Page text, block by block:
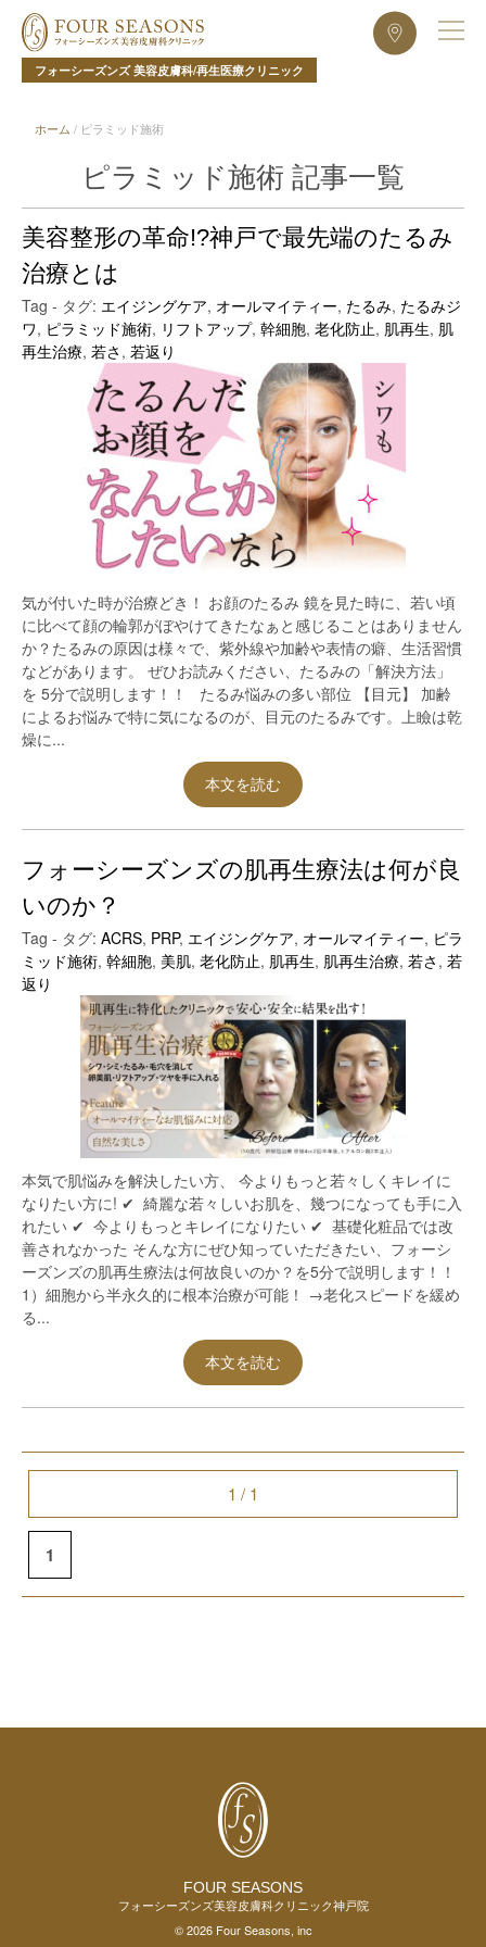
フォーシーズンズ 美容皮膚科/再生医療クリニック
ホーム / ピラミッド施術
ピラミッド施術 記事一覧
美容整形の革命!?神戸で最先端のたるみ
治療とは
Tag - タグ: エイジングケア, オールマイティー, たるみ, たるみジ
ワ, ピラミッド施術, リフトアップ, 幹細胞, 老化防止, 肌再生, 肌
再生治療, 若さ , 若返り
気が付いた時が治療どき！ お顔のたるみ 鏡を見た時に、若い頃
に比べて顔の輪郭がぼやけてきたなぁと感じることはありません
か？たるみの原因は様々で、紫外線や加齢や表情の癖、生活習慣
などがあります。 ぜひお読みください、たるみの「解決方法」
を 5分で説明します！！ たるみ悩みの多い部位 【目元】 加齢
によるお悩みで特に気になるのが、目元のたるみです。上瞼は乾
燥に...
本文を読む
フォーシーズンズの肌再生療法は何が良
いのか？
Tag - タグ: ACRS, PRP, エイジングケア, オールマイティー, ピラ
ミッド施術, 幹細胞, 美肌, 老化防止, 肌再生, 肌再生治療, 若さ , 若
返り
本気で肌悩みを解決したい方、 今よりもっと若々しくキレイに
なりたい方に! ✔︎ 綺麗な若々しいお肌を、幾つになっても手に入
れたい ✔︎ 今よりもっとキレイになりたい ✔︎ 基礎化粧品では改
善されなかった そんな方にぜひ知っていただきたい、フォーシ
ーズンズの肌再生療法は何故良いのか？を5分で説明します！！
1）細胞から半永久的に根本治療が可能！ →老化スピードを緩め
る...
本文を読む
1 / 1
1
FOUR SEASONS
フォーシーズンズ美容皮膚科クリニック神戸院
© 2026 Four Seasons, inc